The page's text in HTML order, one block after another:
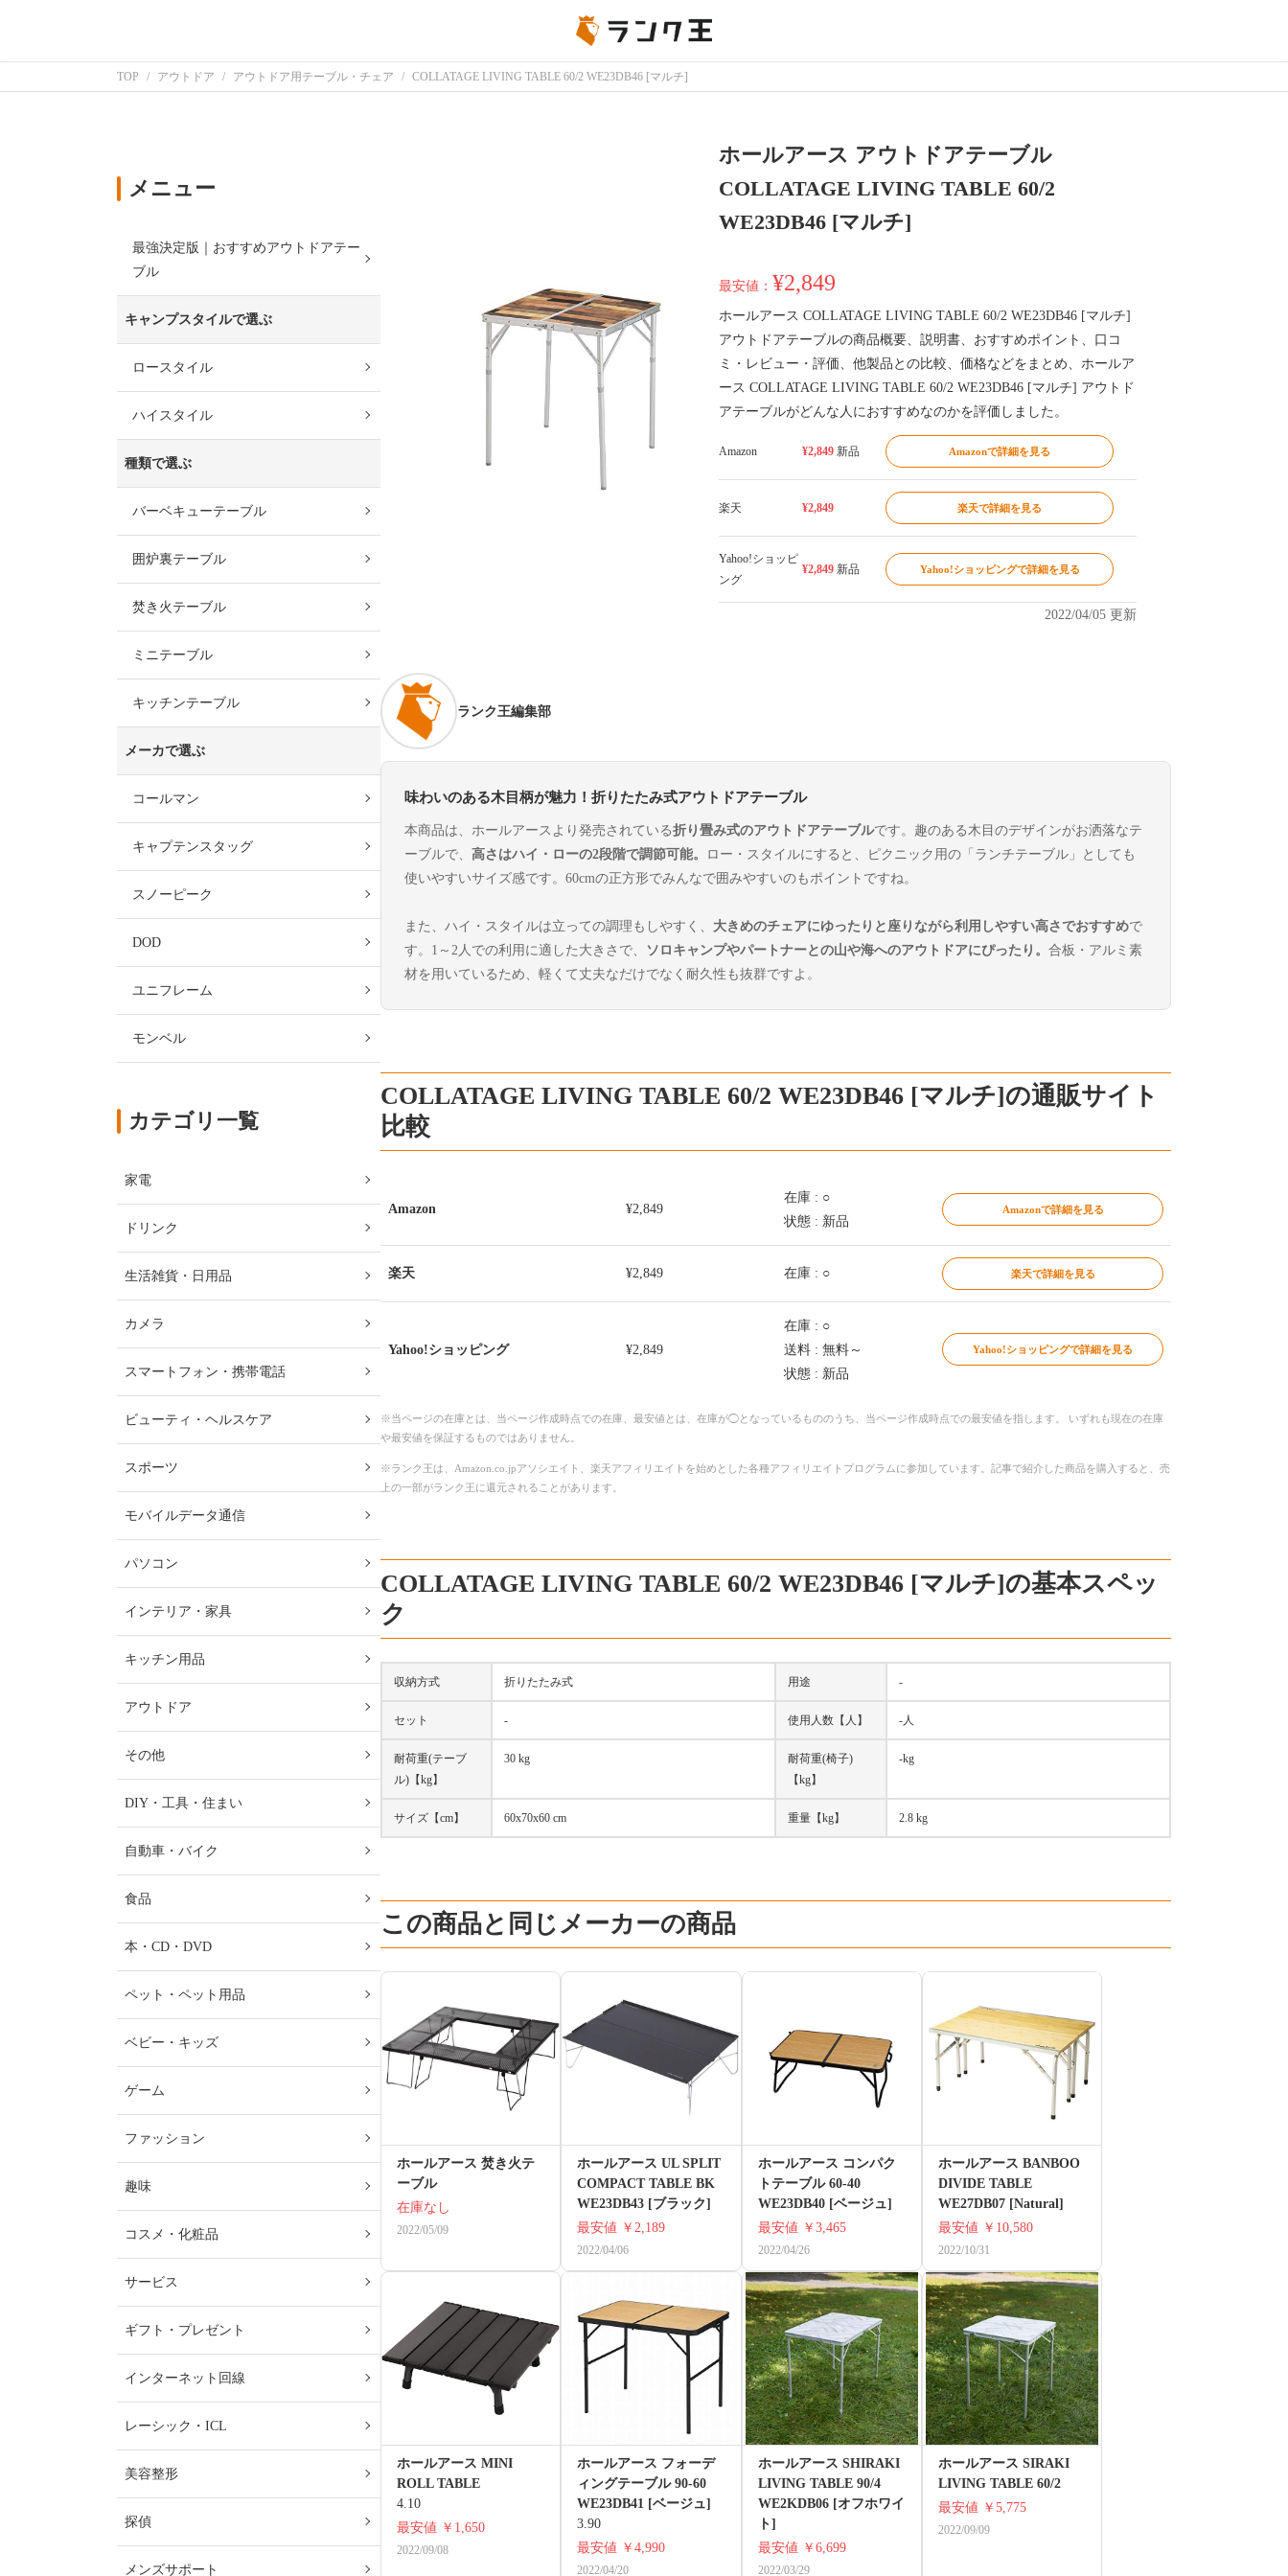
TOP アウトドア アウトドア用テーブル・チェア COLLATAGE LIVING TABLE 60/2 WE23DB46 [マルチ]
ホールアース アウトドアテーブル
COLLATAGE LIVING TABLE 60/2
WE23DB46 [マルチ]
最安値： ¥2,849
ホールアース COLLATAGE LIVING TABLE 60/2 WE23DB46 [マルチ]
アウトドアテーブルの商品概要、説明書、おすすめポイント、口コ
ミ・レビュー・評価、他製品との比較、価格などをまとめ、ホールア
ース COLLATAGE LIVING TABLE 60/2 WE23DB46 [マルチ] アウトド
アテーブルがどんな人におすすめなのかを評価しました。
Amazon ¥2,849新品 Amazonで詳細を見る
楽天 ¥2,849 楽天で詳細を見る
Yahoo!ショッピ
ング
¥2,849新品 Yahoo!ショッピングで詳細を見る
2022/04/05 更新
ランク王編集部
味わいのある木目柄が魅力！折りたたみ式アウトドアテーブル
本商品は、ホールアースより発売されている折り畳み式のアウトドアテーブルです。趣のある木目のデザインがお洒落なテ
ーブルで、 高さはハイ・ローの2段階で調節可能。
ロー・スタイルにすると、ピクニック用の「ランチテーブル」としても
使いやすいサイズ感です。60cmの正方形でみんなで囲みやすいのもポイントですね。
また、ハイ・スタイルは立っての調理もしやすく、 大きめのチェアにゆったりと座りながら利用しやすい高さでおすすめで
す。1～2人での利用に適した大きさで、
ソロキャンプやパートナーとの山や海へのアウトドアにぴったり。 合板・アルミ素
材を用いているため、軽くて丈夫なだけでなく耐久性も抜群ですよ。
COLLATAGE LIVING TABLE 60/2 WE23DB46 [マルチ]の通販サイト
比較
Amazon ¥2,849
在庫 : ○
状態 : 新品
Amazonで詳細を見る
楽天 ¥2,849 在庫 : ○ 楽天で詳細を見る
Yahoo!ショッピング ¥2,849
在庫 : ○
送料 : 無料～
状態 : 新品
Yahoo!ショッピングで詳細を見る
※当ページの在庫とは、当ページ作成時点での在庫、最安値とは、在庫が◯となっているもののうち、当ページ作成時点での最安値を指します。 いずれも現在の在庫
や最安値を保証するものではありません。
※ランク王は、Amazon.co.jpアソシエイト、楽天アフィリエイトを始めとした各種アフィリエイトプログラムに参加しています。記事で紹介した商品を購入すると、売
上の一部がランク王に還元されることがあります。
COLLATAGE LIVING TABLE 60/2 WE23DB46 [マルチ]の基本スペッ
ク
収納方式 折りたたみ式 用途 -
セット - 使用人数【人】 -人
耐荷重(テーブ
ル)【kg】
30 kg
耐荷重(椅子)
【kg】
-kg
サイズ【cm】 60x70x60 cm 重量【kg】 2.8 kg
この商品と同じメーカーの商品
ホールアース 焚き火テ
ーブル
在庫なし
2022/05/09
ホールアース UL SPLIT
COMPACT TABLE BK
WE23DB43 [ブラック]
最安値 ￥2,189
2022/04/06
ホールアース コンパク
トテーブル 60-40
WE23DB40 [ベージュ]
最安値 ￥3,465
2022/04/26
ホールアース BANBOO
DIVIDE TABLE
WE27DB07 [Natural]
最安値 ￥10,580
2022/10/31
ホールアース MINI
ROLL TABLE
4.10
最安値 ￥1,650
2022/09/08
ホールアース フォーデ
ィングテーブル 90-60
WE23DB41 [ベージュ]
3.90
最安値 ￥4,990
2022/04/20
ホールアース SHIRAKI
LIVING TABLE 90/4
WE2KDB06 [オフホワイ
ト]
最安値 ￥6,699
2022/03/29
ホールアース SIRAKI
LIVING TABLE 60/2
最安値 ￥5,775
2022/09/09
メニュー
最強決定版｜おすすめアウトドアテー
ブル
キャンプスタイルで選ぶ
ロースタイル
ハイスタイル
種類で選ぶ
バーベキューテーブル
囲炉裏テーブル
焚き火テーブル
ミニテーブル
キッチンテーブル
メーカで選ぶ
コールマン
キャプテンスタッグ
スノーピーク
DOD
ユニフレーム
モンベル
カテゴリ一覧
家電
ドリンク
生活雑貨・日用品
カメラ
スマートフォン・携帯電話
ビューティ・ヘルスケア
スポーツ
モバイルデータ通信
パソコン
インテリア・家具
キッチン用品
アウトドア
その他
DIY・工具・住まい
自動車・バイク
食品
本・CD・DVD
ペット・ペット用品
ベビー・キッズ
ゲーム
ファッション
趣味
コスメ・化粧品
サービス
ギフト・プレゼント
インターネット回線
レーシック・ICL
美容整形
探偵
メンズサポート